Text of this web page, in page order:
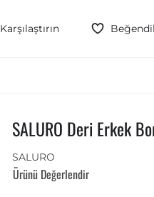
Karşılaştırın
SALURO Deri Erkek
SALURO
Ürünü Değerlendir